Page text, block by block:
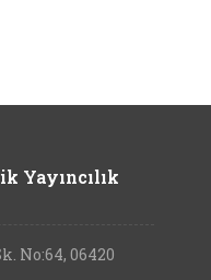
Yayıncılık
No:64, 06420